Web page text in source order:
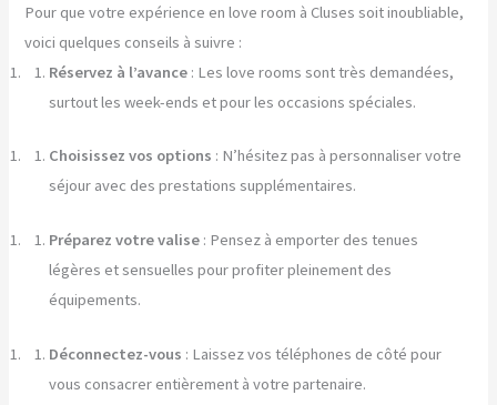
Pour que votre expérience en love room à Cluses soit inoubliable,
voici quelques conseils à suivre :
Réservez à l’avance : Les love rooms sont très demandées,
surtout les week-ends et pour les occasions spéciales.
Choisissez vos options : N’hésitez pas à personnaliser votre
séjour avec des prestations supplémentaires.
Préparez votre valise : Pensez à emporter des tenues
légères et sensuelles pour profiter pleinement des
équipements.
Déconnectez-vous : Laissez vos téléphones de côté pour
vous consacrer entièrement à votre partenaire.